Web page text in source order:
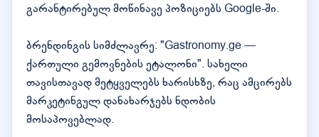
გარანტირებულ მოწინავე პოზიციებს Google-ში.
ბრენდინგის სიმძლავრე: "Gastronomy.ge —
ქართული გემოვნების ეტალონი". სახელი
თავისთავად მეტყველებს ხარისხზე, რაც ამცირებს
მარკეტინგულ დანახარჯებს ნდობის
მოსაპოვებლად.